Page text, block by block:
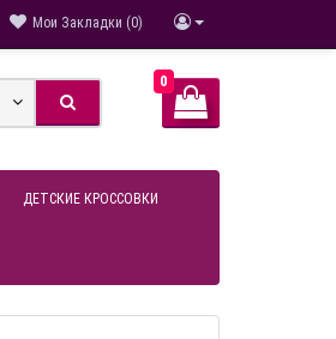
Мои Закладки (0)
0
ДЕТСКИЕ КРОССОВКИ